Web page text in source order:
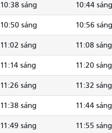
10:38 sáng 10:44 sáng
10:50 sáng 10:56 sáng
11:02 sáng 11:08 sáng
11:14 sáng 11:20 sáng
11:26 sáng 11:32 sáng
11:38 sáng 11:44 sáng
11:49 sáng 11:55 sáng